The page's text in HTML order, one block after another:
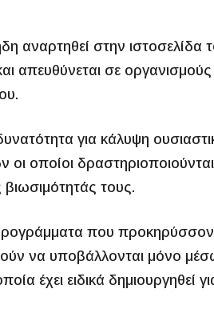
αναρτηθεί στην ιστοσελίδα
απευθύνεται σε
για κάλυψη
οποίοι
βιωσιμότητάς τους.
που
να υποβάλλονται μόνο
έχει ειδικά δημιουργηθεί